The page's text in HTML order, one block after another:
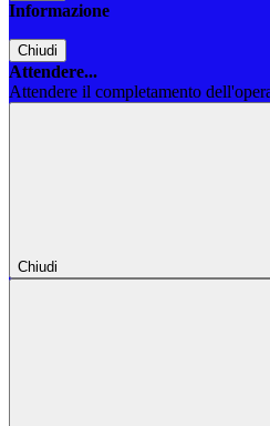
Informazione
Chiudi
Attendere...
Attendere il completamento
Chiudi